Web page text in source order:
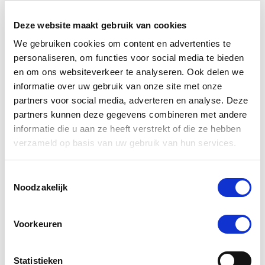
Deze website maakt gebruik van cookies
We gebruiken cookies om content en advertenties te
personaliseren, om functies voor social media te bieden
en om ons websiteverkeer te analyseren. Ook delen we
informatie over uw gebruik van onze site met onze
partners voor social media, adverteren en analyse. Deze
partners kunnen deze gegevens combineren met andere
informatie die u aan ze heeft verstrekt of die ze hebben
verzameld op basis van uw gebruik van hun services.
Noodzakelijk
Voorkeuren
Statistieken
sorteren